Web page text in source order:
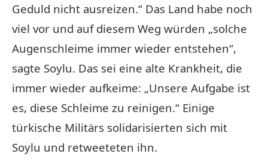
Geduld nicht ausreizen.“ Das Land habe noch
viel vor und auf diesem Weg würden „solche
Augenschleime immer wieder entstehen“,
sagte Soylu. Das sei eine alte Krankheit, die
immer wieder aufkeime: „Unsere Aufgabe ist
es, diese Schleime zu reinigen.“ Einige
türkische Militärs solidarisierten sich mit
Soylu und retweeteten ihn.